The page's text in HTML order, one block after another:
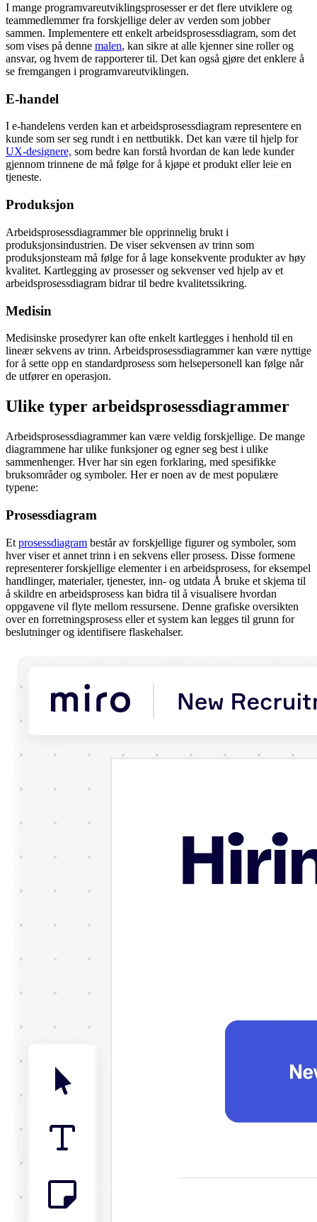
I mange programvareutviklingsprosesser er det flere utviklere og
teammedlemmer fra forskjellige deler av verden som jobber
sammen. Implementere ett enkelt arbeidsprosessdiagram, som det
som vises på denne malen, kan sikre at alle kjenner sine roller og
ansvar, og hvem de rapporterer til. Det kan også gjøre det enklere å
se fremgangen i programvareutviklingen.
E-handel
I e-handelens verden kan et arbeidsprosessdiagram representere en
kunde som ser seg rundt i en nettbutikk. Det kan være til hjelp for
UX-designere, som bedre kan forstå hvordan de kan lede kunder
gjennom trinnene de må følge for å kjøpe et produkt eller leie en
tjeneste.
Produksjon
Arbeidsprosessdiagrammer ble opprinnelig brukt i
produksjonsindustrien. De viser sekvensen av trinn som
produksjonsteam må følge for å lage konsekvente produkter av høy
kvalitet. Kartlegging av prosesser og sekvenser ved hjelp av et
arbeidsprosessdiagram bidrar til bedre kvalitetssikring.
Medisin
Medisinske prosedyrer kan ofte enkelt kartlegges i henhold til en
lineær sekvens av trinn. Arbeidsprosessdiagrammer kan være nyttige
for å sette opp en standardprosess som helsepersonell kan følge når
de utfører en operasjon.
Ulike typer arbeidsprosessdiagrammer
Arbeidsprosessdiagrammer kan være veldig forskjellige. De mange
diagrammene har ulike funksjoner og egner seg best i ulike
sammenhenger. Hver har sin egen forklaring, med spesifikke
bruksområder og symboler. Her er noen av de mest populære
typene:
Prosessdiagram
Et prosessdiagram består av forskjellige figurer og symboler, som
hver viser et annet trinn i en sekvens eller prosess. Disse formene
representerer forskjellige elementer i en arbeidsprosess, for eksempel
handlinger, materialer, tjenester, inn- og utdata Å bruke et skjema til
å skildre en arbeidsprosess kan bidra til å visualisere hvordan
oppgavene vil flyte mellom ressursene. Denne grafiske oversikten
over en forretningsprosess eller et system kan legges til grunn for
beslutninger og identifisere flaskehalser.